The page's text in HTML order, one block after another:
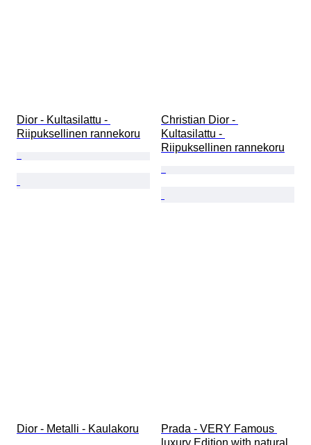
Dior - Kultasilattu -
Riipuksellinen rannekoru
Christian Dior -
Kultasilattu -
Riipuksellinen rannekoru
Dior - Metalli - Kaulakoru
Prada - VERY Famous